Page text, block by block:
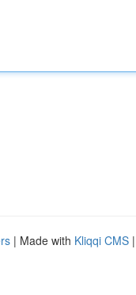
| Made with Kliqqi CMS |